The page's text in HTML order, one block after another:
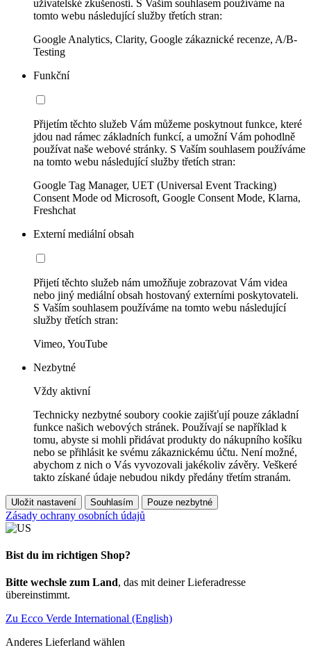
uživatelské zkušenosti. S Vaším souhlasem používáme na
tomto webu následující služby třetích stran:
Google Analytics, Clarity, Google zákaznické recenze, A/B-
Testing
Funkční
Přijetím těchto služeb Vám můžeme poskytnout funkce, které
jdou nad rámec základních funkcí, a umožní Vám pohodlně
používat naše webové stránky. S Vaším souhlasem používáme
na tomto webu následující služby třetích stran:
Google Tag Manager, UET (Universal Event Tracking)
Consent Mode od Microsoft, Google Consent Mode, Klarna,
Freshchat
Externí mediální obsah
Přijetí těchto služeb nám umožňuje zobrazovat Vám videa
nebo jiný mediální obsah hostovaný externími poskytovateli.
S Vaším souhlasem používáme na tomto webu následující
služby třetích stran:
Vimeo, YouTube
Nezbytné
Vždy aktivní
Technicky nezbytné soubory cookie zajišťují pouze základní
funkce našich webových stránek. Používají se například k
tomu, abyste si mohli přidávat produkty do nákupního košíku
nebo se přihlásit ke svému zákaznickému účtu. Není možné,
abychom z nich o Vás vyvozovali jakékoliv závěry. Veškeré
takto získané údaje nebudou nikdy předány třetím stranám.
Uložit nastavení Souhlasím Pouze nezbytné
Zásady ochrany osobních údajů
Bist du im richtigen Shop?
Bitte wechsle zum Land, das mit deiner Lieferadresse
übereinstimmt.
Zu Ecco Verde International (English)
Anderes Lieferland wählen